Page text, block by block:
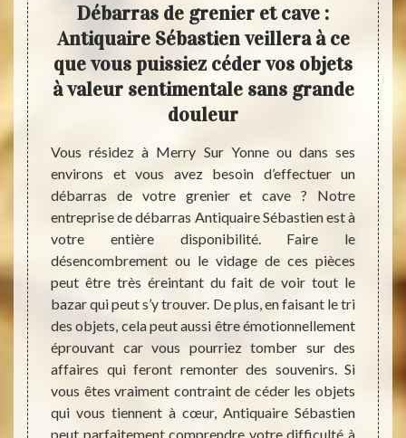
en
le
et
de
un
aux
de
tard.
et
de
du
de
Débarras de grenier et cave :
Antiquaire Sébastien veillera à ce
que vous puissiez céder vos objets
à valeur sentimentale sans grande
douleur
Vous résidez à Merry Sur Yonne ou dans ses
environs et vous avez besoin d’effectuer un
débarras de votre grenier et cave ? Notre
entreprise de débarras Antiquaire Sébastien est à
votre entière disponibilité. Faire le
désencombrement ou le vidage de ces pièces
peut être très éreintant du fait de voir tout le
bazar qui peut s’y trouver. De plus, en faisant le tri
des objets, cela peut aussi être émotionnellement
éprouvant car vous pourriez tomber sur des
affaires qui feront remonter des souvenirs. Si
vous êtes vraiment contraint de céder les objets
qui vous tiennent à cœur, Antiquaire Sébastien
peut parfaitement comprendre votre difficulté à
Pour
des
se
que
vos